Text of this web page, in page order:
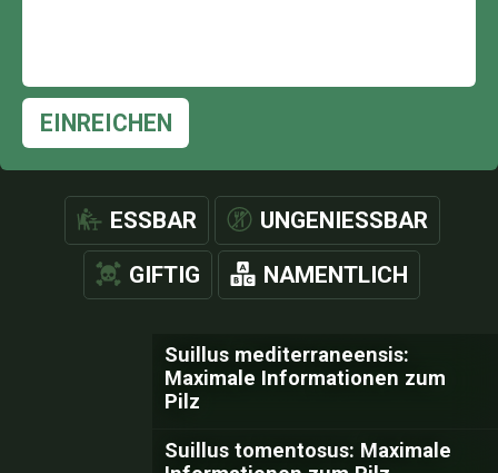
EINREICHEN
ESSBAR UNGENIESSBAR
GIFTIG NAMENTLICH
Suillus mediterraneensis:
Maximale Informationen zum
Pilz
Suillus tomentosus: Maximale